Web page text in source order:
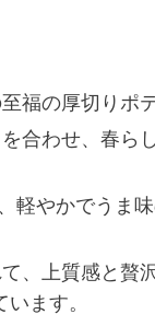
福の厚切りポ
合わせ、春ら
軽やかでうま
、上質感と贅
ます。